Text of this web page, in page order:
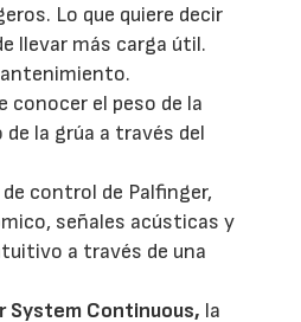
Lo que quiere decir
llevar más carga útil.
conocer el peso de la
la grúa a través del
control de Palfinger,
señales acústicas y
a través de una
System Continuous, la